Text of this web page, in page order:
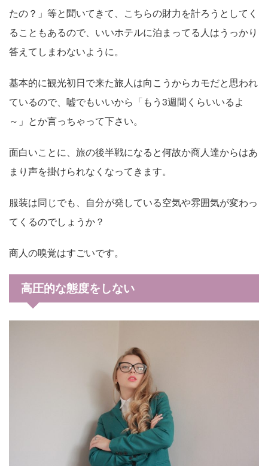
たの？」等と聞いてきて、こちらの財力を計ろうとしてく
ることもあるので、いいホテルに泊まってる人はうっかり
答えてしまわないように。
基本的に観光初日で来た旅人は向こうからカモだと思われ
ているので、嘘でもいいから「もう3週間くらいいるよ
～」とか言っちゃって下さい。
面白いことに、旅の後半戦になると何故か商人達からはあ
まり声を掛けられなくなってきます。
服装は同じでも、自分が発している空気や雰囲気が変わっ
てくるのでしょうか？
商人の嗅覚はすごいです。
高圧的な態度をしない